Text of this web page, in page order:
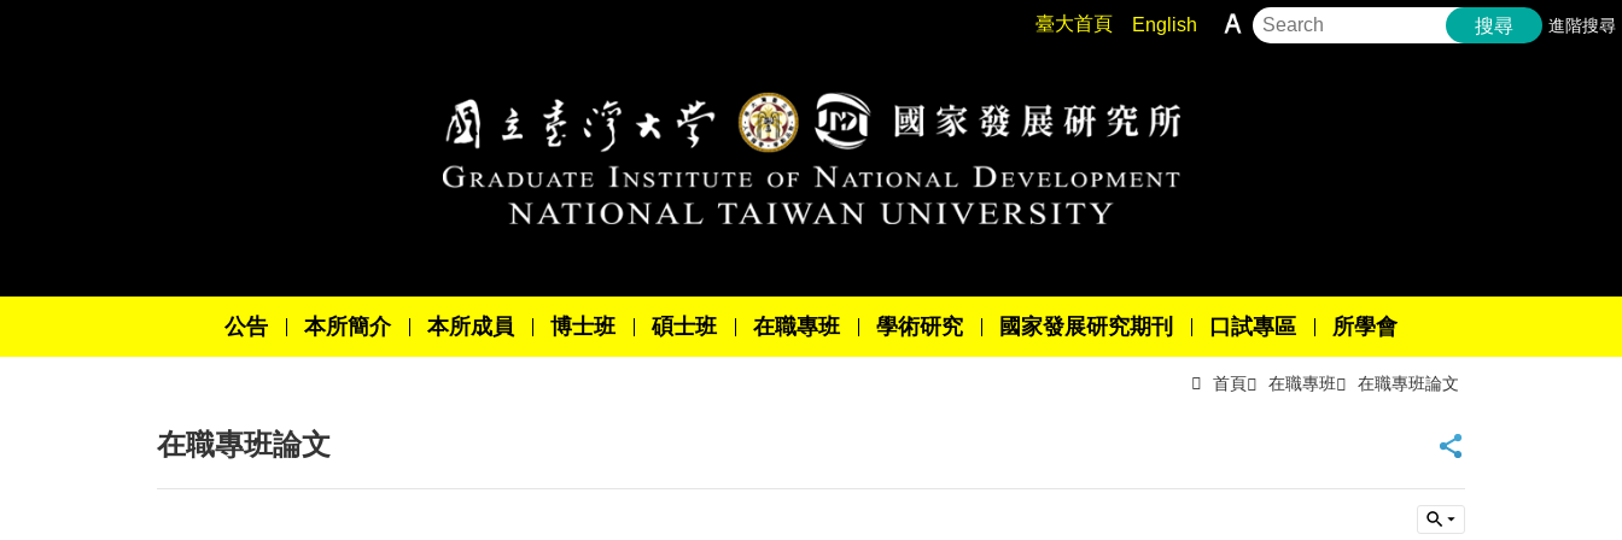
臺大首頁 English 搜尋 進階搜尋
公告 本所簡介 本所成員 博士班 碩士班 在職專班 學術研究 國家發展研究期刊 口試專區 所學會
首頁 在職專班 在職專班論文
在職專班論文